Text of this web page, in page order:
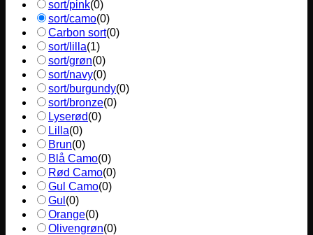
sort/pink(0)
sort/camo(0)
Carbon sort(0)
sort/lilla(1)
sort/grøn(0)
sort/navy(0)
sort/burgundy(0)
sort/bronze(0)
Lyserød(0)
Lilla(0)
Brun(0)
Blå Camo(0)
Rød Camo(0)
Gul Camo(0)
Gul (0)
Orange(0)
Olivengrøn(0)